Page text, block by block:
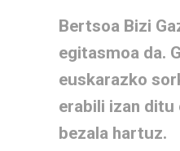
Bertsoa Bizi
egitasmoa da.
euskarazko
erabili izan
bezala hartuz.